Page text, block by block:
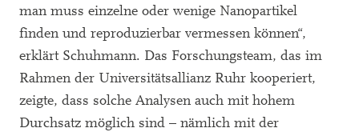
man muss einzelne oder wenige Nanopartikel
finden und reproduzierbar vermessen können“,
erklärt Schuhmann. Das Forschungsteam, das im
Rahmen der Universitätsallianz Ruhr kooperiert,
zeigte, dass solche Analysen auch mit hohem
Durchsatz möglich sind – nämlich mit der